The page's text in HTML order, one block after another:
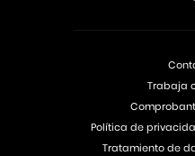
Trabaja
Política de
Tratamiento de